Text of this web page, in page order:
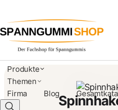
Produkte
Themen
Firma
Blog
Spinnhaken -